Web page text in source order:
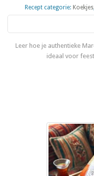
Recept categorie: Koekjes
Leer hoe je authentieke
ideaal voor